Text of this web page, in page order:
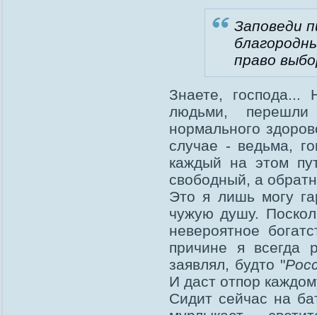
Заповеди
право
Знаете, господа...
людьми,
нормального
случае - ведьма,
каждый на этом
свободный, а
Это я лишь могу
чужую душу.
невероятное
причине я всегда
заявлял, будто "
И даст отпор
Сидит сейчас на